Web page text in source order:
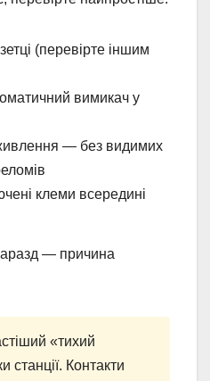
(перевірте іншим
вимикач у
— без видимих
клеми всередині
— причина
«тихий
станції. Контакти